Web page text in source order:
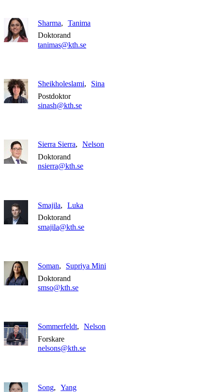
Sharma
Tanima
Doktorand
tanimas@kth.se
Sheikholeslami
Sina
Postdoktor
sinash@kth.se
Sierra Sierra
Nelson
Doktorand
nsierra@kth.se
Smajila
Luka
Doktorand
smajila@kth.se
Soman
Supriya Mini
Doktorand
smso@kth.se
Sommerfeldt
Nelson
Forskare
nelsons@kth.se
Song
Yang